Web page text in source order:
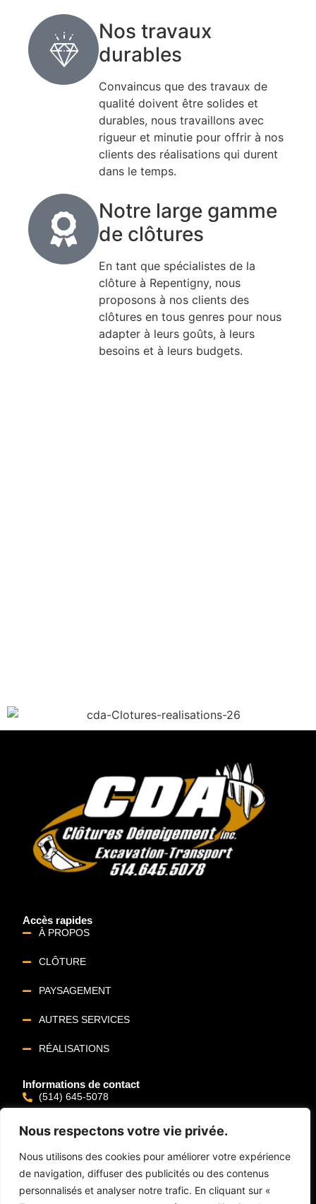
Nous respectons votre vie privée.
Nous utilisons des cookies pour améliorer votre expérience
de navigation, diffuser des publicités ou des contenus
personnalisés et analyser notre trafic. En cliquant sur «
Nos travaux
durables
Convaincus que des travaux de
qualité doivent être solides et
durables, nous travaillons avec
rigueur et minutie pour offrir à nos
clients des réalisations qui durent
dans le temps.
Notre large gamme
de clôtures
En tant que spécialistes de la
clôture à Repentigny, nous
proposons à nos clients des
clôtures en tous genres pour nous
adapter à leurs goûts, à leurs
besoins et à leurs budgets.
Accès rapides
À PROPOS
CLÔTURE
PAYSAGEMENT
AUTRES SERVICES
RÉALISATIONS
Informations de contact
(514) 645-5078
REAL@CLOTURES-ANJOU.COM
11655 4E AVENUE, MONTRÉAL, QC H1E3C2
TOUS LES JOURS DE 8H À 16H